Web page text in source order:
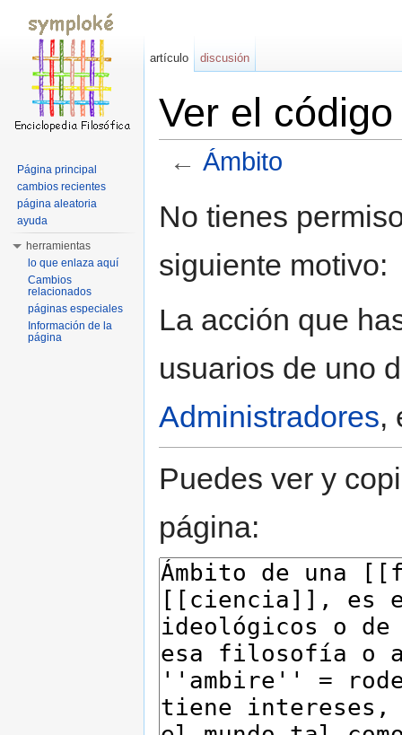
Ver el
← Ámbito
No tienes
siguiente motivo:
La acción que
usuarios de uno
Administradores,
Puedes ver y
página:
artículo discusión
Página principal
cambios recientes
página aleatoria
ayuda
herramientas
lo que enlaza aquí
Cambios
relacionados
páginas especiales
Información de la
página